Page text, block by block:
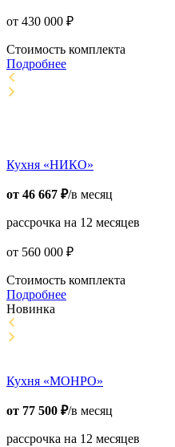
от 430 000 ₽
Стоимость комплекта
Подробнее
Кухня «НИКО»
от 46 667 ₽/в месяц
рассрочка на 12 месяцев
от 560 000 ₽
Стоимость комплекта
Подробнее
Новинка
Кухня «МОНРО»
от 77 500 ₽/в месяц
рассрочка на 12 месяцев